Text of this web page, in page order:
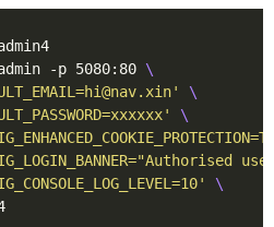
-p 5080:80
'